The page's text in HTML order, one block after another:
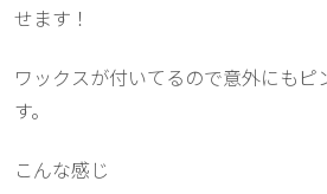
せます！
ワックスが付いてるので意外にもピ
す。
こんな感じ